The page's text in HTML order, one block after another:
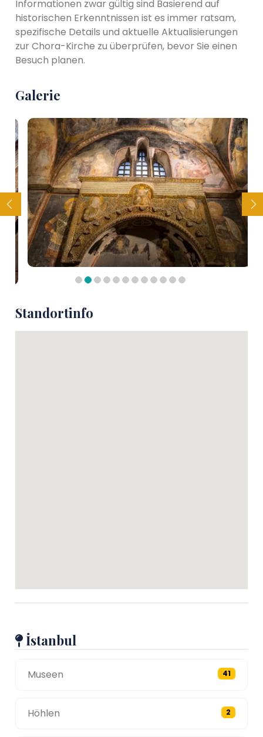
Informationen zwar gültig sind Basierend auf
historischen Erkenntnissen ist es immer ratsam,
spezifische Details und aktuelle Aktualisierungen
zur Chora-Kirche zu überprüfen, bevor Sie einen
Besuch planen.
Galerie
Standortinfo
İstanbul
Museen 41
Höhlen 2